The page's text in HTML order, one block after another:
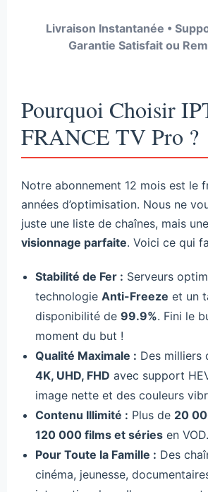
Livraison Instantanée •
Garantie Satisfait ou
Pourquoi Choisir
FRANCE TV Pro ?
Notre abonnement 12 mois est le
années d’optimisation. Nous ne
juste une liste de chaînes, mais une
visionnage parfaite. Voici ce qui
Stabilité de Fer : Serveurs
technologie Anti-Freeze et un
disponibilité de 99.9%. Fini le
moment du but !
Qualité Maximale : Des milliers
4K, UHD, FHD avec support
image nette et des couleurs
Contenu Illimité : Plus de 20
120 000 films et séries en
Pour Toute la Famille : Des
cinéma, jeunesse,